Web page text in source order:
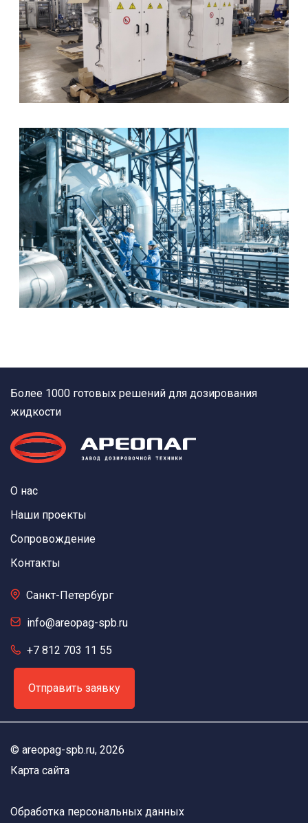
Более 1000 готовых решений для дозирования
жидкости
О нас
Наши проекты
Сопровождение
Контакты
Санкт-Петербург
info@areopag-spb.ru
+7 812 703 11 55
Отправить заявку
© areopag-spb.ru, 2026
Карта сайта
Обработка персональных данных